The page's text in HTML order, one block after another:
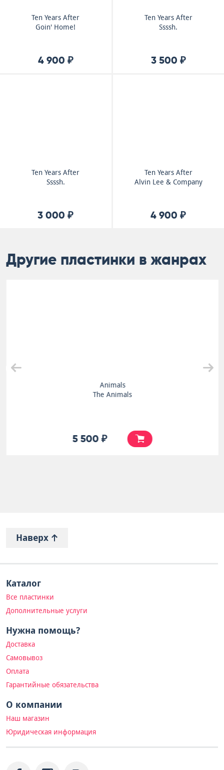
Ten Years After
Goin' Home!
4 900 ₽
Ten Years After
Ssssh.
3 500 ₽
Ten Years After
Ssssh.
3 000 ₽
Ten Years After
Alvin Lee & Company
4 900 ₽
Другие пластинки в жанрах
Animals
The Animals
5 500 ₽
Наверх
Каталог
Все пластинки
Дополнительные услуги
Нужна помощь?
Доставка
Самовывоз
Оплата
Гарантийные обязательства
О компании
Наш магазин
Юридическая информация